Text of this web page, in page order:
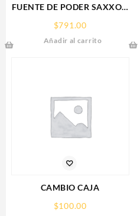
FUENTE DE PODER SAXXON
REGULADA,12V,10
AMPERES,DISTRIBUIDOR
$791.00
Añadir al carrito
CAMBIO CAJA
$100.00